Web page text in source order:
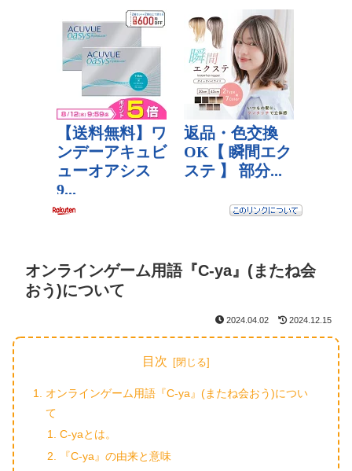
オンラインゲーム用語『C-ya』(またね会
おう)について
2024.04.02 2024.12.15
目次
オンラインゲーム用語『C-ya』(またね会おう)につい
て
C-yaとは。
『C-ya』の由来と意味